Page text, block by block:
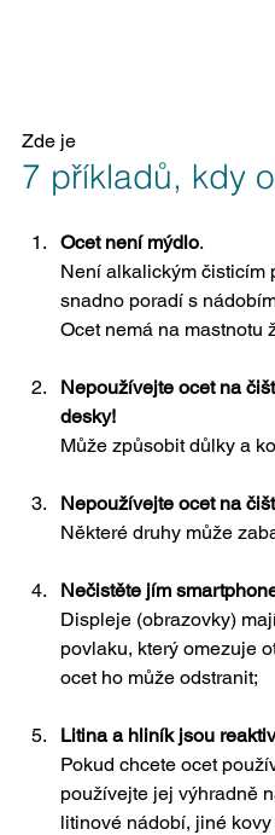
Zde je
7 příkladů, kdy
Ocet není mýdlo.
Není alkalickým čisticím
snadno poradí s
Ocet nemá na mastnotu
Nepoužívejte ocet na
desky!
Může způsobit důlky a
Nepoužívejte ocet na
Některé druhy může
Nečistěte jím
Displeje (obrazovky)
povlaku, který omezuje
ocet ho může odstranit;
Litina a hliník jsou
Pokud chcete ocet
používejte jej výhradně
litinové nádobí, jiné